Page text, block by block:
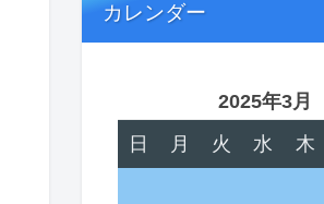
カレンダー
2025年3月
日
月 火 水 木